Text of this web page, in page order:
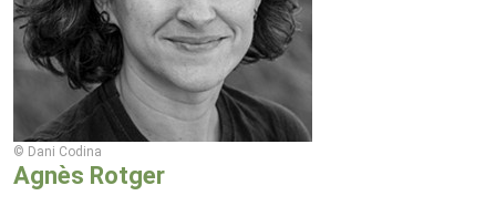
© Dani Codina
Agnès Rotger